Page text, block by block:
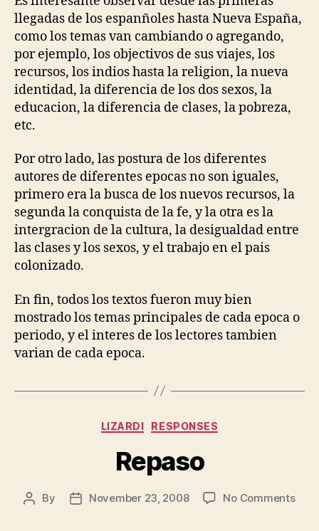
llegadas de los espanñoles hasta Nueva España,
como los temas van cambiando o agregando,
por ejemplo, los objectivos de sus viajes, los
recursos, los indios hasta la religion, la nueva
identidad, la diferencia de los dos sexos, la
educacion, la diferencia de clases, la pobreza,
etc.
Por otro lado, las postura de los diferentes
autores de diferentes epocas no son iguales,
primero era la busca de los nuevos recursos, la
segunda la conquista de la fe, y la otra es la
intergracion de la cultura, la desigualdad entre
las clases y los sexos, y el trabajo en el pais
colonizado.
En fin, todos los textos fueron muy bien
mostrado los temas principales de cada epoca o
periodo, y el interes de los lectores tambien
varian de cada epoca.
Categories
LIZARDI RESPONSES
Repaso
Post
By
PostNovember 23, 2008 No Commentson